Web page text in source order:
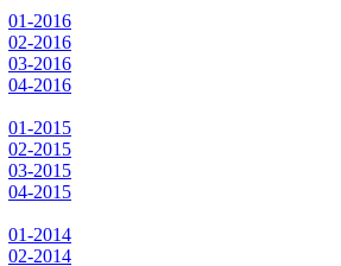
01-2016
02-2016
03-2016
04-2016
01-2015
02-2015
03-2015
04-2015
01-2014
02-2014